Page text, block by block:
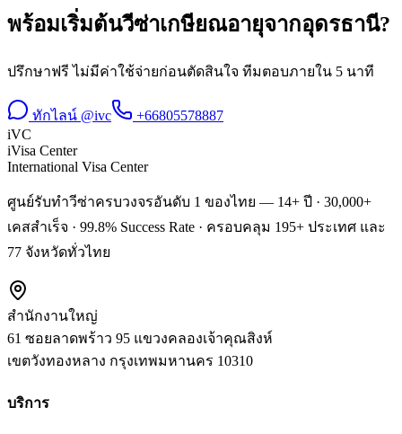
พร้อมเริ่มต้นวีซ่าเกษียณอายุจากอุดรธานี?
ปรึกษาฟรี ไม่มีค่าใช้จ่ายก่อนตัดสินใจ ทีมตอบภายใน 5 นาที
ทักไลน์ @ivc
+66805578887
iVC
iVisa Center
International Visa Center
ศูนย์รับทำวีซ่าครบวงจรอันดับ 1 ของไทย — 14+ ปี · 30,000+
เคสสำเร็จ · 99.8% Success Rate · ครอบคลุม 195+ ประเทศ และ
77 จังหวัดทั่วไทย
สำนักงานใหญ่
61 ซอยลาดพร้าว 95 แขวงคลองเจ้าคุณสิงห์
เขตวังทองหลาง กรุงเทพมหานคร 10310
บริการ